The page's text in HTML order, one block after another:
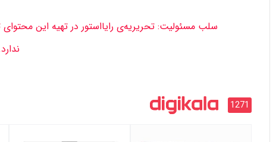
سلب‌ مسئولیت: تحریریه‌ی رایااستور در تهیه‌ این
1271